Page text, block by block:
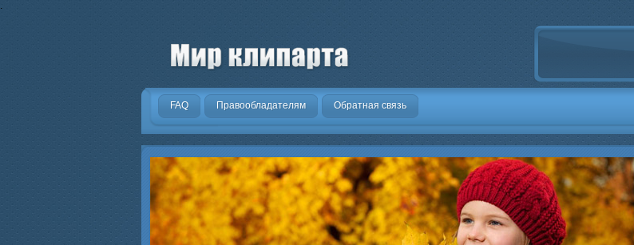
.
FAQ Правообладателям Обратная связь